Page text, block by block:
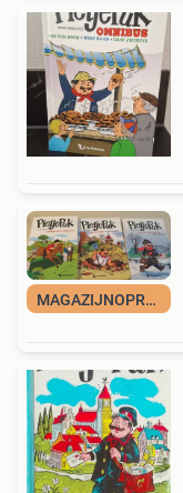
MAGAZIJNOPRUIMING